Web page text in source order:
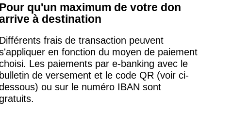
Pour qu'un maximum de votre don
à destination
Différents frais de transaction peuvent
en fonction du moyen de paiement
Les paiements par e-banking avec le
bulletin de versement et le code QR (voir ci-
ou sur le numéro IBAN sont